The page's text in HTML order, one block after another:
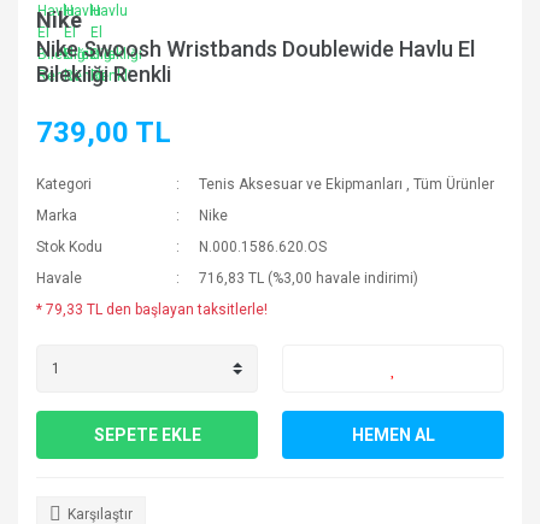
Nike
Nike Swoosh Wristbands Doublewide Havlu El
Bilekliği Renkli
739,00 TL
Kategori Tenis Aksesuar ve Ekipmanları ,Tüm Ürünler
Marka
Nike
Stok Kodu
N.000.1586.620.OS
Havale
716,83 TL (%3,00 havale indirimi)
* 79,33 TL den başlayan taksitlerle!
SEPETE EKLE HEMEN AL
Karşılaştır